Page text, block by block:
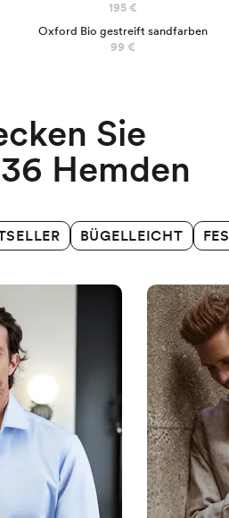
195 €
Oxford Bio gestreift sandfarben
99 €
Sie
Hemden
BÜGELLEICHT
Business-Hemden